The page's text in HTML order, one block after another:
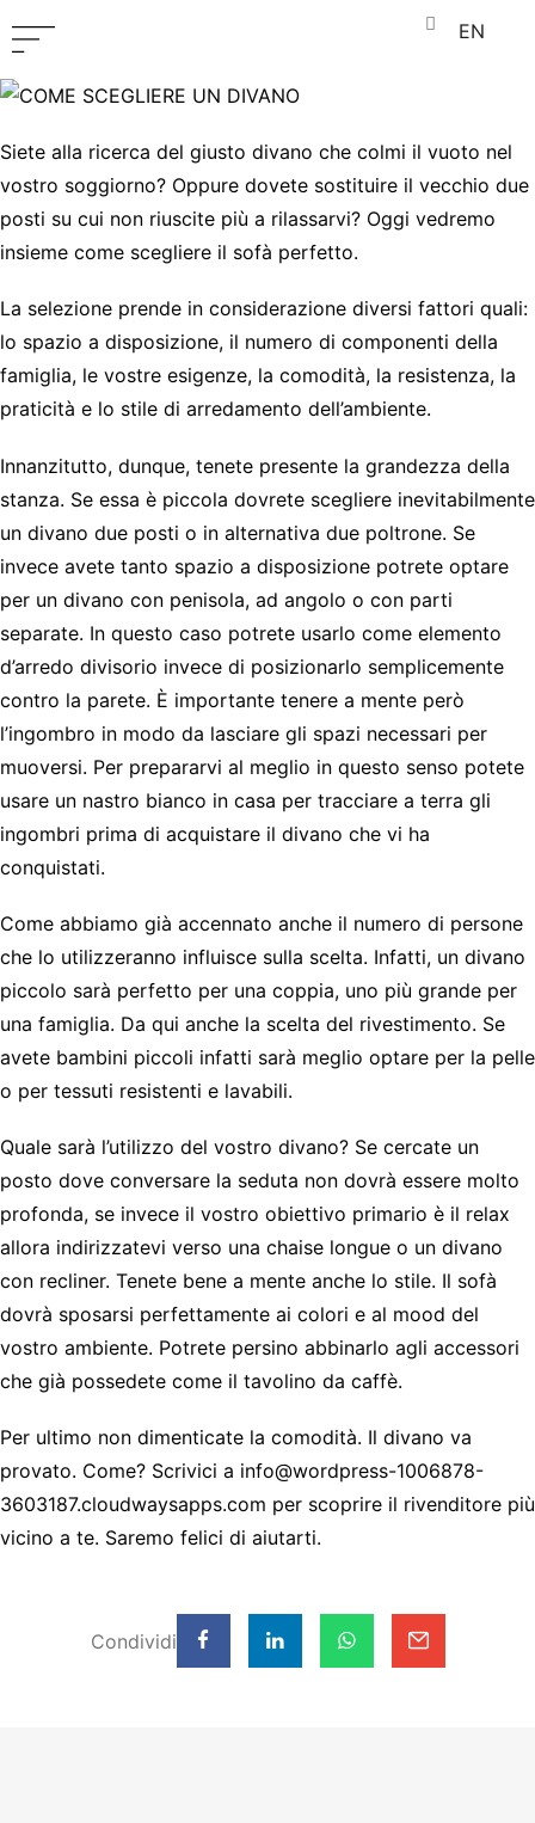
EN
Siete alla ricerca del giusto divano che colmi il vuoto nel
vostro soggiorno? Oppure dovete sostituire il vecchio due
posti su cui non riuscite più a rilassarvi? Oggi vedremo
insieme come scegliere il sofà perfetto.
La selezione prende in considerazione diversi fattori quali:
lo spazio a disposizione, il numero di componenti della
famiglia, le vostre esigenze, la comodità, la resistenza, la
praticità e lo stile di arredamento dell’ambiente.
Innanzitutto, dunque, tenete presente la grandezza della
stanza. Se essa è piccola dovrete scegliere inevitabilmente
un divano due posti o in alternativa due poltrone. Se
invece avete tanto spazio a disposizione potrete optare
per un divano con penisola, ad angolo o con parti
separate. In questo caso potrete usarlo come elemento
d’arredo divisorio invece di posizionarlo semplicemente
contro la parete. È importante tenere a mente però
l’ingombro in modo da lasciare gli spazi necessari per
muoversi. Per prepararvi al meglio in questo senso potete
usare un nastro bianco in casa per tracciare a terra gli
ingombri prima di acquistare il divano che vi ha
conquistati.
Come abbiamo già accennato anche il numero di persone
che lo utilizzeranno influisce sulla scelta. Infatti, un divano
piccolo sarà perfetto per una coppia, uno più grande per
una famiglia. Da qui anche la scelta del rivestimento. Se
avete bambini piccoli infatti sarà meglio optare per la pelle
o per tessuti resistenti e lavabili.
Quale sarà l’utilizzo del vostro divano? Se cercate un
posto dove conversare la seduta non dovrà essere molto
profonda, se invece il vostro obiettivo primario è il relax
allora indirizzatevi verso una chaise longue o un divano
con recliner. Tenete bene a mente anche lo stile. Il sofà
dovrà sposarsi perfettamente ai colori e al mood del
vostro ambiente. Potrete persino abbinarlo agli accessori
che già possedete come il tavolino da caffè.
Per ultimo non dimenticate la comodità. Il divano va
provato. Come? Scrivici a info@wordpress-1006878-
3603187.cloudwaysapps.com per scoprire il rivenditore più
vicino a te. Saremo felici di aiutarti.
Condividi